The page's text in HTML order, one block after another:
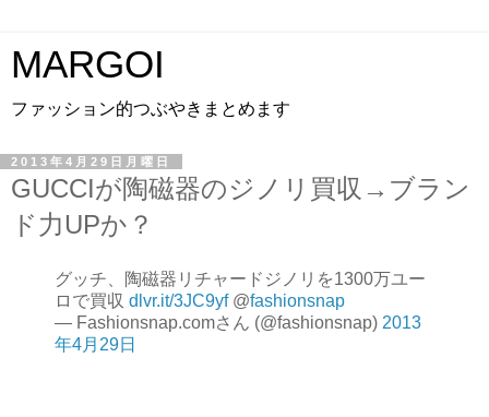
MARGOI
ファッション的つぶやきまとめます
2013年4月29日月曜日
GUCCIが陶磁器のジノリ買収→ブラン
ド力UPか？
グッチ、陶磁器リチャードジノリを1300万ユー
ロで買収 dlvr.it/3JC9yf@fashionsnap
— Fashionsnap.comさん (@fashionsnap) 2013
年4月29日